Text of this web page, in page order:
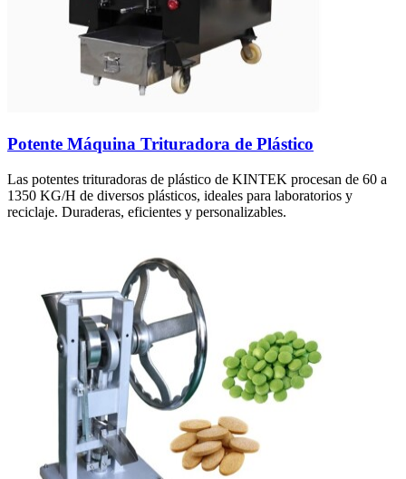
Potente Máquina Trituradora de Plástico
Las potentes trituradoras de plástico de KINTEK procesan de 60 a
1350 KG/H de diversos plásticos, ideales para laboratorios y
reciclaje. Duraderas, eficientes y personalizables.